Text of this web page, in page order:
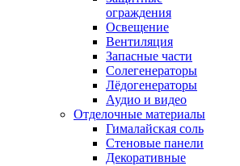
ограждения
Освещение
Вентиляция
Запасные части
Солегенераторы
Лёдогенераторы
Аудио и видео
Отделочные материалы
Гималайская соль
Стеновые панели
Декоративные